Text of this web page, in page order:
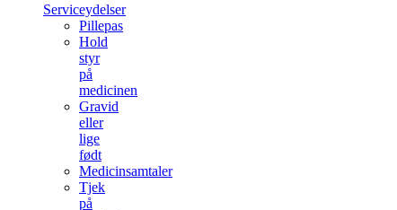
Serviceydelser
Pillepas
Hold
styr
på
medicinen
Gravid
eller
lige
født
Medicinsamtaler
Tjek
på